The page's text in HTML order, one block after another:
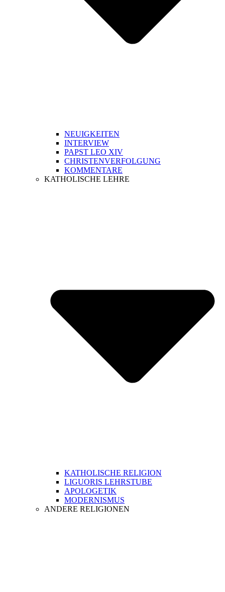
NEUIGKEITEN
INTERVIEW
PAPST LEO XIV
CHRISTENVERFOLGUNG
KOMMENTARE
KATHOLISCHE LEHRE
KATHOLISCHE RELIGION
LIGUORIS LEHRSTUBE
APOLOGETIK
MODERNISMUS
ANDERE RELIGIONEN